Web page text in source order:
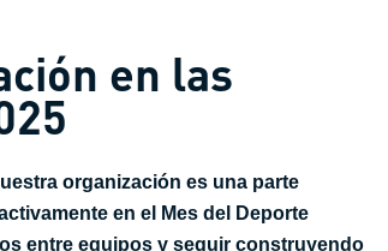
en las
organización es una parte
en el Mes del Deporte
entre equipos y seguir construyendo